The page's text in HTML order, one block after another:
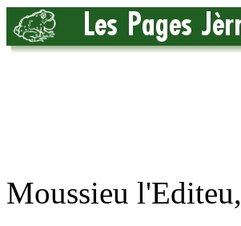
Moussieu l'Editeu,